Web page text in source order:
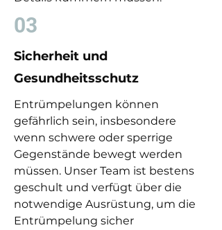
03
Sicherheit und
Gesundheitsschutz
Entrümpelungen können
gefährlich sein, insbesondere
wenn schwere oder sperrige
Gegenstände bewegt werden
müssen. Unser Team ist bestens
geschult und verfügt über die
notwendige Ausrüstung, um die
Entrümpelung sicher